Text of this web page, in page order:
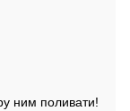
ним поливати!